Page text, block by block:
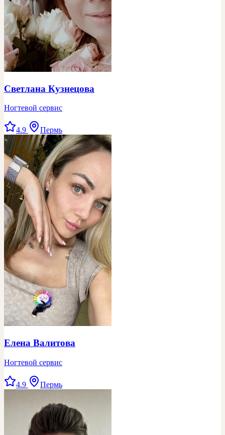
Светлана Кузнецова
Ногтевой сервис
4.9 Пермь
Елена Валитова
Ногтевой сервис
4.9 Пермь